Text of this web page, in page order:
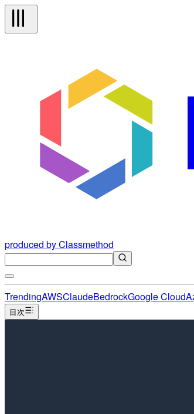
produced by Classmethod
TrendingAWSClaudeBedrockGoogle Cloud
目次